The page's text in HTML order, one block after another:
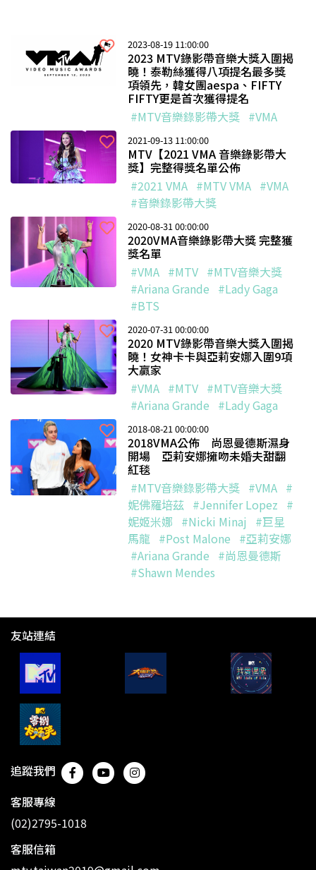
2023-08-19 11:00:00
2023 MTV錄影帶音樂大獎入圍揭
曉！泰勒絲獲得八項提名最多獎
項領先，韓女團aespa、FIFTY
FIFTY更是首次獲得提名
#MTV音樂錄影帶大獎 #VMA
2021-09-13 11:00:00
MTV【2021 VMA 音樂錄影帶大
獎】完整得獎名單公佈
#2021 VMA #MTV VMA #VMA
#音樂錄影帶大獎
2020-08-31 00:00:00
2020VMA音樂錄影帶大獎 完整獲
獎名單
#VMA #MTV #MTV音樂大獎
#Ariana Grande #Lady Gaga
#BTS
2020-07-31 00:00:00
2020 MTV錄影帶音樂大獎入圍揭
曉！女神卡卡與亞莉安娜入圍9項
大贏家
#VMA #MTV #MTV音樂大獎
#Ariana Grande #Lady Gaga
2018-08-21 00:00:00
2018VMA公佈 尚恩曼德斯濕身
開場 亞莉安娜擁吻未婚夫甜翻
紅毯
#MTV音樂錄影帶大獎 #VMA #
妮佛羅培茲 #Jennifer Lopez #
妮姬米娜 #Nicki Minaj
#巨星
馬龍 #Post Malone #亞莉安娜
#Ariana Grande #尚恩曼德斯
#Shawn Mendes
友站連結
追蹤我們
客服專線
(02)2795-1018
客服信箱